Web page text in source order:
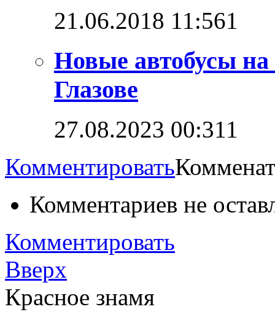
21.06.2018 11:561
Новые автобусы
Глазове
27.08.2023 00:311
Комментировать
Комментариев не
Комментировать
Вверх
Красное знамя